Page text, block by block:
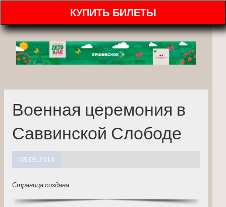
КУПИТЬ БИЛЕТЫ
Военная церемония в
Саввинской Слободе
05.09.2014
Страница создана